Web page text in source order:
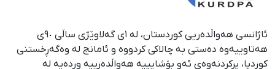
ئاژانسی هەواڵدەریی کوردستان، لە ١ی گەلاوێژی ساڵی ٩٠ی
هەتاوییەوە دەستی بە چالاکی کردووە و ئامانج لە وەگەڕخستنی
كوردپا، پڕكردنەوەی ئەو بۆشایییە هەواڵدەرییە وردەیە لە